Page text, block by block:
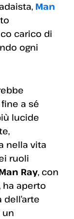
Man
carico di
ogni
a sé
lucide
nella vita
ruoli
Ray, con
ha aperto
un